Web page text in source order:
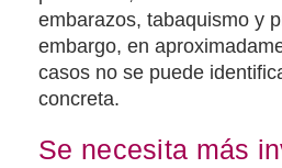
embarazos, tabaquismo y
embargo, en
casos no se puede
concreta.
Se necesita más